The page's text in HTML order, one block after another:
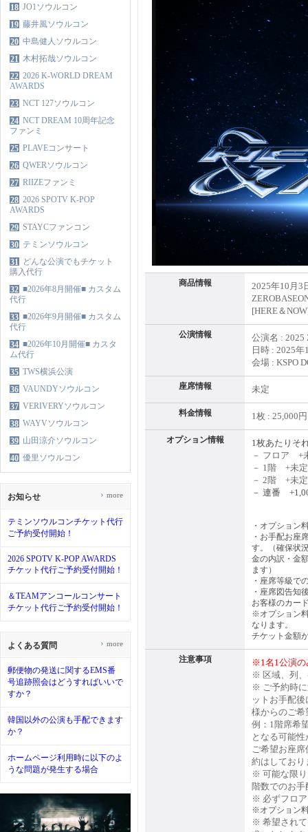
18 JO1ソウルコン
19 藤井風ソウルコン
20 中島健人ソウルコン
21 木村拓哉ソウルコン
22 2026 K-WORLD DREAM
AWARDS
23 NCT 127ソウルコン
24 NCT DREAM 10周年記念
ファンミ
25 PLAVEコンサート
26 QWERソウルコン
27 RIIZEファンミ
28 2026 SPOTV K-POP
AWARDS
29 STAYCファンコン
30 テミンソウルコン
31 どんな公演でもチケット
購入代行
32 ■2026年8月開催■ カスタム
代行
33 ■2026年9月開催■ カスタム
代行
34 ■2026年10月開催■ カスタ
ム代行
35 TWS横浜公演
36 VAUNDYソウルコン
37 VERIVERYソウルコン
38 WAYVソウルコン
39 山田涼介ソウルコン
40 優里ソウルコン
お知らせ
テミンソウルコンチケット代行
ご予約受付開始！
2026 SPOTV K-POP AWARDS
チケット代行ご予約受付開始！
＆TEAMアンコールコンサート
チケット代行ご予約受付開始！
› more
よくある質問
郵便物の発送に関するEMS番
号追跡照会はどうすればいいで
すか？
韓国以外の公演も手配できます
か？
ホームページ利用時に以下のよ
うな問題が発生する場合
› more
商品情報
2025年10月3
[HERE＆
公演情報
公演名 : 2025
日時 : 2025
会場 : KSPO
座席情報 未定
料金情報 1枚 : 25,000
オプション情報
1枚あたりそ
－ フロア +
－ 1階 +未定
－ 2階 +未定
－ 連番
・オプション
・お手配お座
す。（確保状
金の内訳・金
ます）
・座席等級で
・座席図告知
お客様のカー
※オプション
なります。
チケット金額
注意事項
※1名1公演の
※ 区域、列
※ ご予約時
ットお手配
様からのご希
例：1階席希
となる可能
ご希望お座
約はしており
※ 可能な限
階数でのお
※ 必ずフロ
※オプション
※ 希望され